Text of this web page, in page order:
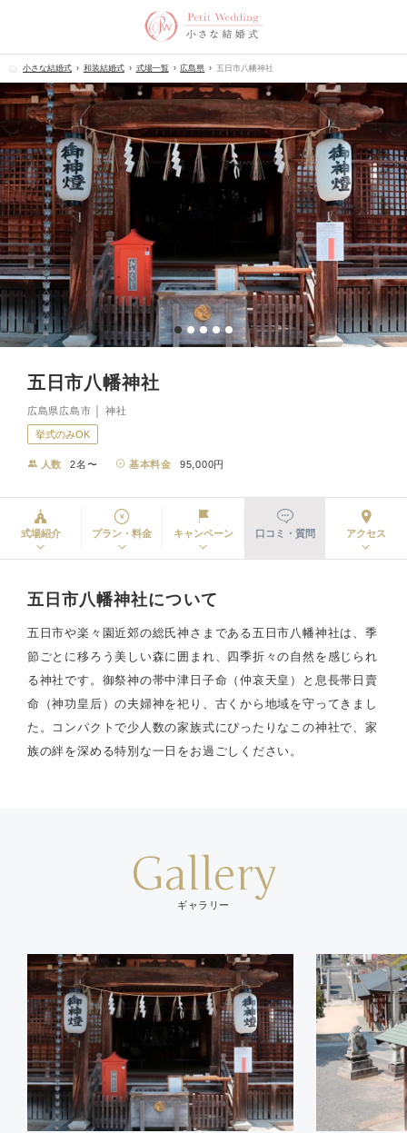
小さな結婚式 和装結婚式 式場一覧 広島県 五日市八幡神社
五日市八幡神社
広島県広島市 │ 神社
挙式のみOK
人数 2名〜 基本料金 95,000円
式場紹介 プラン・料金 キャンペーン 口コミ・質問 アクセス
五日市八幡神社について
五日市や楽々園近郊の総氏神さまである五日市八幡神社は、季
節ごとに移ろう美しい森に囲まれ、四季折々の自然を感じられ
る神社です。御祭神の帯中津日子命（仲哀天皇）と息長帯日賣
命（神功皇后）の夫婦神を祀り、古くから地域を守ってきまし
た。コンパクトで少人数の家族式にぴったりなこの神社で、家
族の絆を深める特別な一日をお過ごしください。
Gallery
ギャラリー